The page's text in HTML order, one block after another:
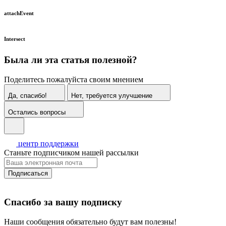
attachEvent
Intersect
Была ли эта статья полезной?
Поделитесь пожалуйста своим мнением
Да, спасибо! Нет, требуется улучшение
Остались вопросы
центр поддержки
Станьте подписчиком нашей рассылки
Подписаться
Спасибо за вашу подписку
Наши сообщения обязательно будут вам полезны!